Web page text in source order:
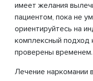
имеет желания
пациентом, пока не
ориентируйтесь на
комплексный подход
проверены временем.
Лечение наркомании